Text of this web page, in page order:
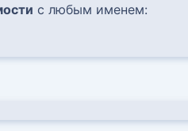
с любым именем: